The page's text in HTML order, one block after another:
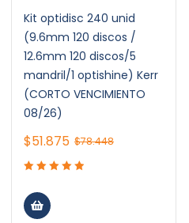
Kit optidisc 240 unid
(9.6mm 120 discos /
12.6mm 120 discos/5
mandril/1 optishine) Kerr
(CORTO VENCIMIENTO
08/26)
$78.448
$51.875